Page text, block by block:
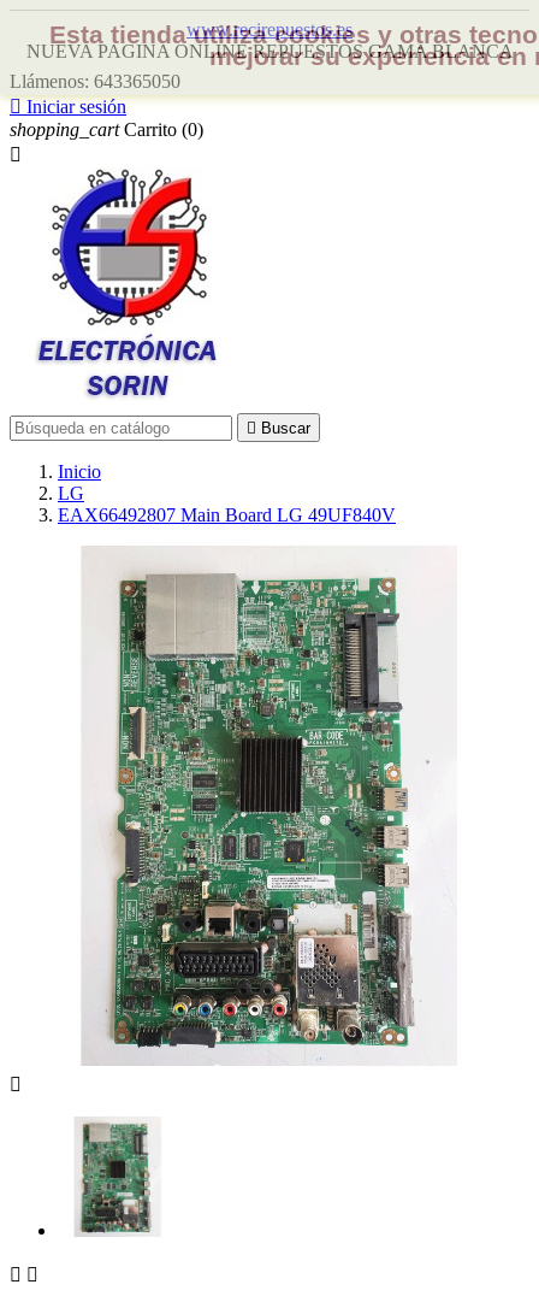
www.recirepuestos.es
NUEVA PAGINA ONLINE REPUESTOS GAMA BLANCA
Llámenos: 643365050
 Iniciar sesión
shopping_cart Carrito (0)

 Buscar
Inicio
LG
EAX66492807 Main Board LG 49UF840V

 
Esta tienda utiliza cookies y otras
mejorar su experiencia en